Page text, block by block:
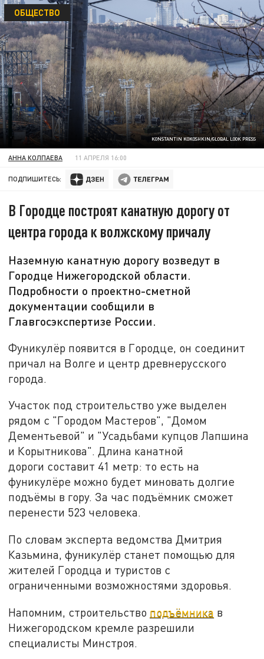
KONSTANTIN KOKOSHKIN/GLOBAL LOOK PRESS
ОБЩЕСТВО
АННА КОЛПАЕВА 11 АПРЕЛЯ 16:00
ПОДПИШИТЕСЬ:
В Городце построят канатную дорогу от
центра города к волжскому причалу
Наземную канатную дорогу возведут в
Городце Нижегородской области.
Подробности о проектно-сметной
документации сообщили в
Главгосэкспертизе России.
Фуникулёр появится в Городце, он соединит
причал на Волге и центр древнерусского
города.
Участок под строительство уже выделен
рядом с "Городом Мастеров", "Домом
Дементьевой" и "Усадьбами купцов Лапшина
и Корытникова". Длина канатной
дороги составит 41 метр: то есть на
фуникулёре можно будет миновать долгие
подъёмы в гору. За час подъёмник сможет
перенести 523 человека.
По словам эксперта ведомства Дмитрия
Казьмина, фуникулёр станет помощью для
жителей Городца и туристов с
ограниченными возможностями здоровья.
Напомним, строительство подъёмника в
Нижегородском кремле разрешили
специалисты Минстроя.